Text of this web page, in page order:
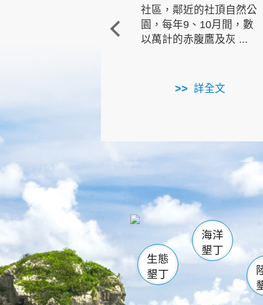
社區，鄰近的社頂自然公
園，每年9、10月間，數
以萬計的赤腹鷹及灰 ...
詳全文
龜山 海生館
恆春
龍鑾潭自
瓊麻館
關山
白砂
生態
墾丁
海洋
墾丁